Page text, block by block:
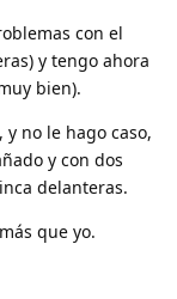
con el
y tengo ahora
bien).
no le hago caso,
y con dos
delanteras.
que yo.